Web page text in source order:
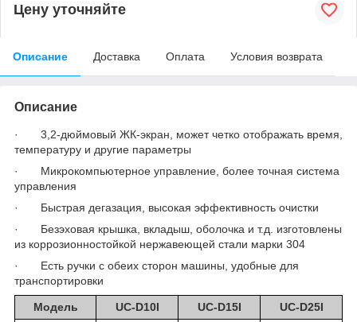
Цену уточняйте
Описание Доставка Оплата Условия возврата
Описание
· 3,2-дюймовый ЖК-экран, может четко отображать время,
температуру и другие параметры
· Микрокомпьютерное управление, более точная система
управления
· Быстрая дегазация, высокая эффективность очистки
· Безэховая крышка, вкладыш, оболочка и т.д. изготовлены
из коррозионностойкой нержавеющей стали марки 304
· Есть ручки с обеих сторон машины, удобные для
транспортировки
Модель UC-D10I UC-D15I
UC-D25I